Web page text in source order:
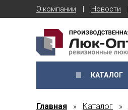
О компании Новости
КАТАЛОГ
Главная » Каталог »